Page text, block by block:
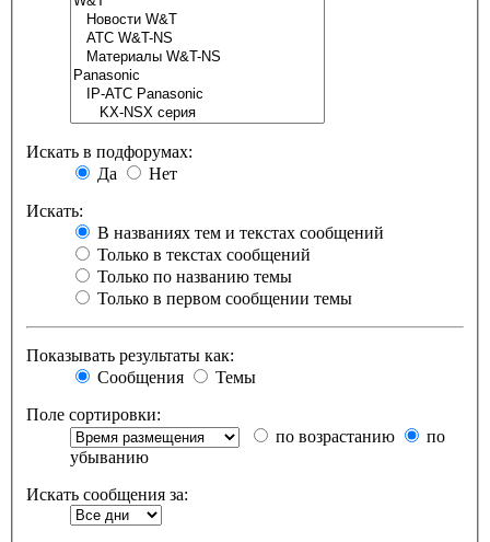
Искать в подфорумах:
Да
Нет
Искать:
В названиях тем и текстах сообщений
Только в текстах сообщений
Только по названию темы
Только в первом сообщении темы
Показывать результаты как:
Сообщения
Темы
Поле сортировки:
по возрастанию
по
убыванию
Искать сообщения за: